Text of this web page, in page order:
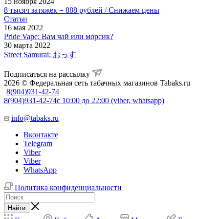
8 тысяч затяжек = 888 рублей / Снижаем цены
Статьи
16 мая 2022
Pride Vape: Вам чай или морсик?
30 марта 2022
Street Samurai: おっす
Подписаться на рассылку
2026 © Федеральная сеть табачных магазинов Tabaks.ru
8(904)931-42-74
8(904)931-42-74с 10:00 до 22:00 (viber, whatsapp)
info@tabaks.ru
Вконтакте
Telegram
Viber
Viber
WhatsApp
Политика конфиденциальности
Найти